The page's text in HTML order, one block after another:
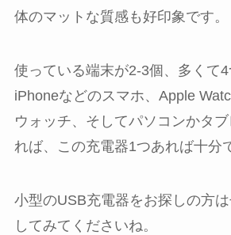
体のマットな質感も好印象です。
使っている端末が2-3個、多くて
iPhoneなどのスマホ、Apple
ウォッチ、そしてパソコンかタ
れば、この充電器1つあれば十分
小型のUSB充電器をお探しの方
してみてくださいね。